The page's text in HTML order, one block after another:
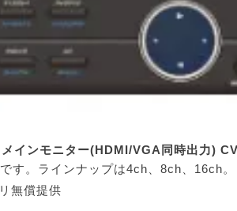
インモニター(HDMI/VGA同時出力)
す。ラインナップは4ch、8ch、16ch
無償提供